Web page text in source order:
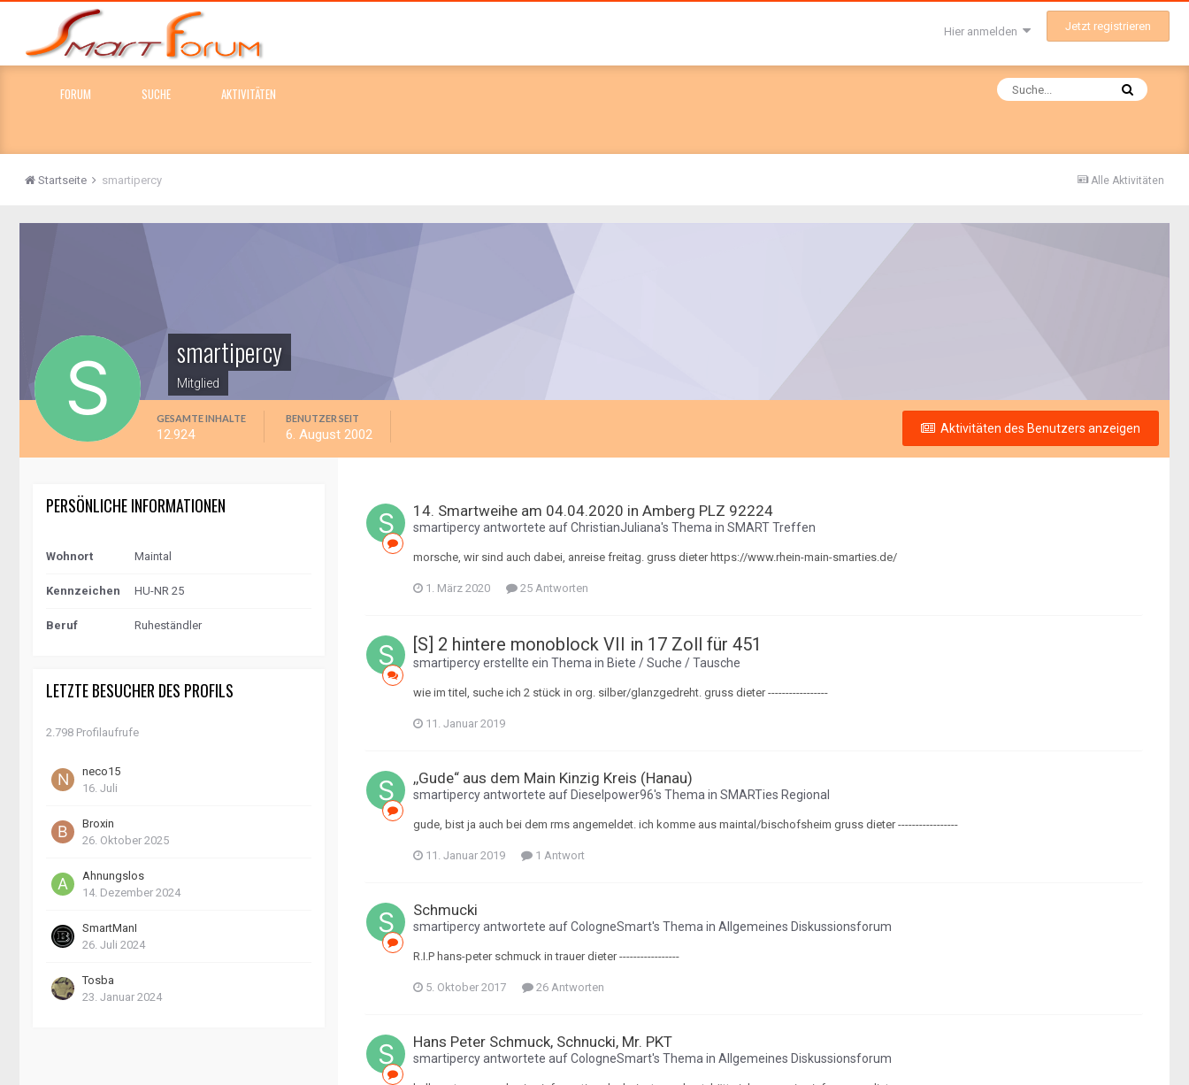
Hier anmelden Jetzt registrieren
FORUM SUCHE AKTIVITÄTEN
Alle Aktivitäten
Startseite smartipercy
smartipercy
Mitglied
Aktivitäten des Benutzers anzeigen
GESAMTE INHALTE
12.924
BENUTZER SEIT
6. August 2002
PERSÖNLICHE INFORMATIONEN
Wohnort Maintal
Kennzeichen HU-NR 25
Beruf Ruheständler
LETZTE BESUCHER DES PROFILS
2.798 Profilaufrufe
neco15
16. Juli
Broxin
26. Oktober 2025
Ahnungslos
14. Dezember 2024
SmartManI
26. Juli 2024
Tosba
23. Januar 2024
14. Smartweihe am 04.04.2020 in Amberg PLZ 92224
smartipercyantwortete aufChristianJuliana's Thema in SMART Treffen
morsche, wir sind auch dabei, anreise freitag. gruss dieter https://www.rhein-main-smarties.de/
1. März 2020 25 Antworten
[S] 2 hintere monoblock VII in 17 Zoll für 451
smartipercyerstellte ein Thema in Biete / Suche / Tausche
wie im titel, suche ich 2 stück in org. silber/glanzgedreht. gruss dieter -----------------
11. Januar 2019
,,Gude“ aus dem Main Kinzig Kreis (Hanau)
smartipercyantwortete auf Dieselpower96's Thema in SMARTies Regional
gude, bist ja auch bei dem rms angemeldet. ich komme aus maintal/bischofsheim gruss dieter -----------------
11. Januar 2019 1 Antwort
Schmucki
smartipercyantwortete aufCologneSmart's Thema in Allgemeines Diskussionsforum
R.I.P hans-peter schmuck in trauer dieter -----------------
5. Oktober 2017 26 Antworten
Hans Peter Schmuck, Schnucki, Mr. PKT
smartipercyantwortete aufCologneSmart's Thema in Allgemeines Diskussionsforum